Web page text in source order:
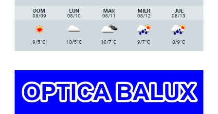
DOM
08/09
LUN
08/10
MAR
08/11
MIER
08/12
JUE
08/13
9/5°C 10/5°C 10/7°C 9/7°C 8/9°C